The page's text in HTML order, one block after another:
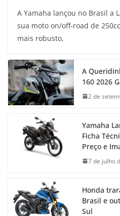
A Yamaha lançou no Brasil a
sua moto on/off-road de
mais robusto,
A
160 2026
2 de
Yamaha
Ficha
Preço e
7 de julho
Honda
Brasil e
Sul